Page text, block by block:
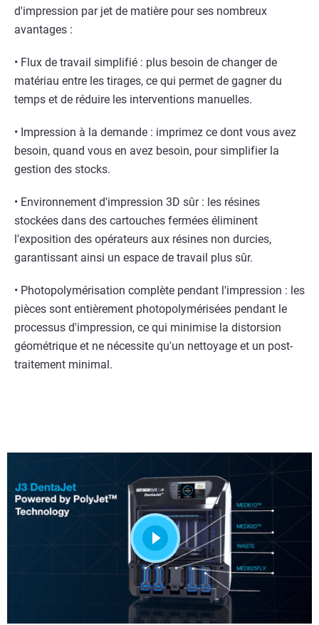
d'impression par jet de matière pour ses nombreux
avantages :
• Flux de travail simplifié : plus besoin de changer de
matériau entre les tirages, ce qui permet de gagner du
temps et de réduire les interventions manuelles.
• Impression à la demande : imprimez ce dont vous avez
besoin, quand vous en avez besoin, pour simplifier la
gestion des stocks.
• Environnement d'impression 3D sûr : les résines
stockées dans des cartouches fermées éliminent
l'exposition des opérateurs aux résines non durcies,
garantissant ainsi un espace de travail plus sûr.
• Photopolymérisation complète pendant l'impression : les
pièces sont entièrement photopolymérisées pendant le
processus d'impression, ce qui minimise la distorsion
géométrique et ne nécessite qu'un nettoyage et un post-
traitement minimal.